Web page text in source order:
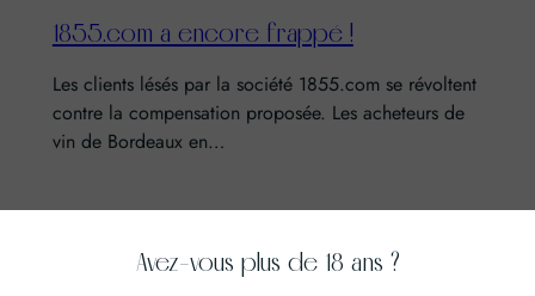
1855.com a encore frappé !
Les clients lésés par la société 1855.com se révoltent
contre la compensation proposée. Les acheteurs de
vin de Bordeaux en…
Avez-vous plus de 18 ans ?